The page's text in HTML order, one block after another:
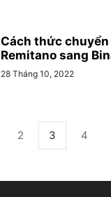
Cách thức chuyển
Remitano sang
28 Tháng 10, 2022
2 3 4